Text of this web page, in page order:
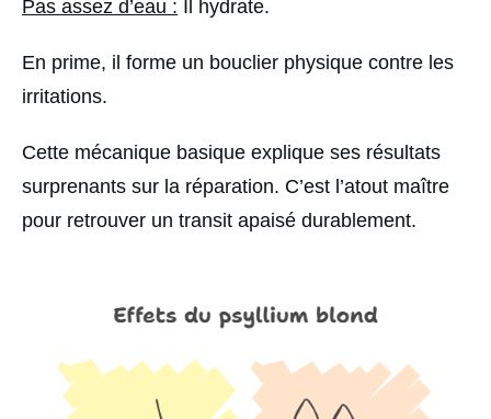
Pas assez d’eau : Il hydrate.
En prime, il forme un bouclier physique contre les
irritations.
Cette mécanique basique explique ses résultats
surprenants sur la réparation. C’est l’atout maître
pour retrouver un transit apaisé durablement.